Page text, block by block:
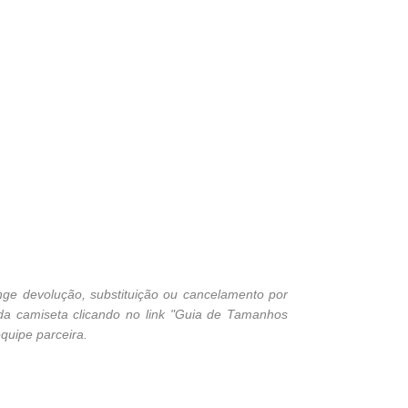
devolução, substituição ou cancelamento por
camiseta clicando no link "Guia de Tamanhos
parceira.